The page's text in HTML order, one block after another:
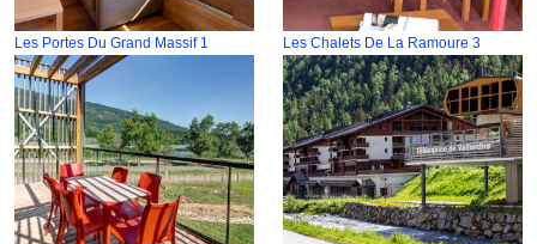
Les Portes Du Grand Massif 1 Les Chalets De La Ramoure 3